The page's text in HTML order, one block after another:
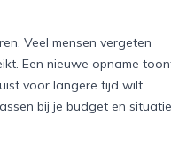
Veel mensen vergeten
Een nieuwe opname
voor langere tijd wilt
bij je budget en